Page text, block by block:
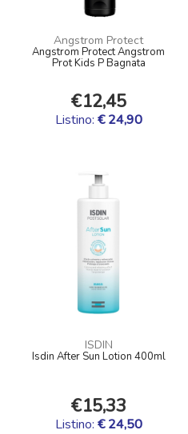
Angstrom Protect
Angstrom Protect Angstrom
Prot Kids P Bagnata
€12,45
Listino: € 24,90
ISDIN
Isdin After Sun Lotion 400ml
€15,33
Listino: € 24,50